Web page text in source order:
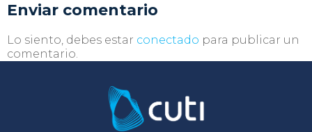
Enviar comentario
Lo siento, debes estar conectado para publicar un
comentario.